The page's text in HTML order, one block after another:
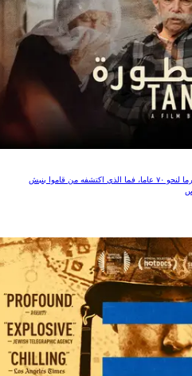
طنطورة.. مجزرة اسرائيلية بقي الحديث عنها محرما لنحو ٧٠ عاما، فما الذي اكتشفه من قاموا بنبش